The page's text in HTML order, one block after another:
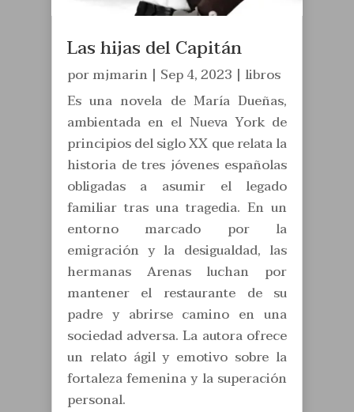
Las hijas del Capitán
pormjmarin| Sep 4, 2023 | libros
Es una novela de María Dueñas,
ambientada en el Nueva York de
principios del siglo XX que relata la
historia de tres jóvenes españolas
obligadas a asumir el legado
familiar tras una tragedia. En un
entorno marcado por la
emigración y la desigualdad, las
hermanas Arenas luchan por
mantener el restaurante de su
padre y abrirse camino en una
sociedad adversa. La autora ofrece
un relato ágil y emotivo sobre la
fortaleza femenina y la superación
personal.